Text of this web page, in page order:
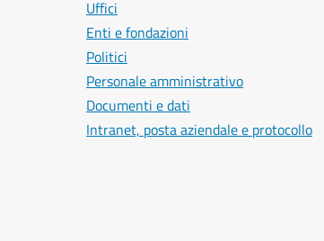
Uffici
Enti e fondazioni
Politici
Personale amministrativo
Documenti e dati
Intranet, posta aziendale e protocollo